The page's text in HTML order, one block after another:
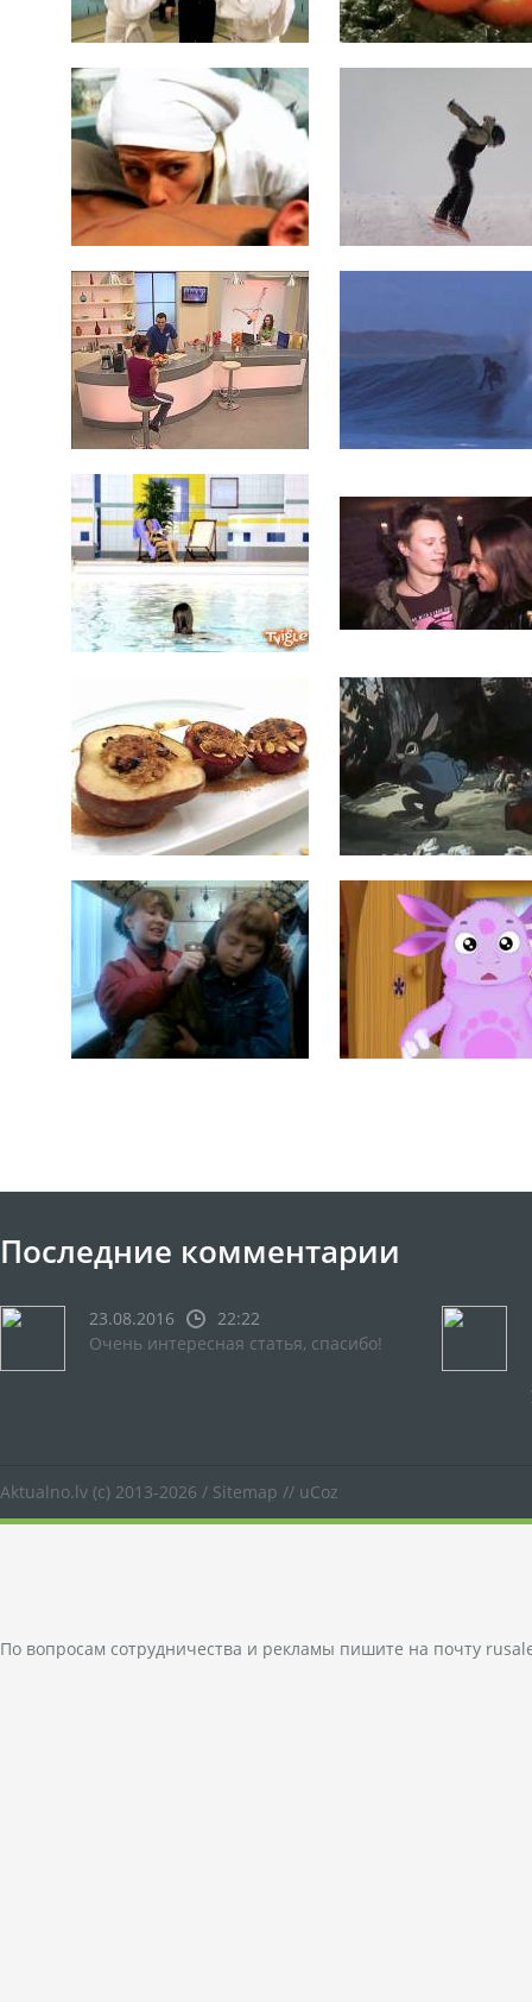
Последние комментарии
23.08.2016
22:22
Очень интересная статья, спасибо!
Aktualno.lv (c) 2013-2026 / Sitemap // uCoz
По вопросам сотрудничества и рекламы пишите на почту